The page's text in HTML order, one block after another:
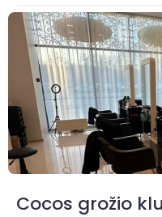
Cocos grožio